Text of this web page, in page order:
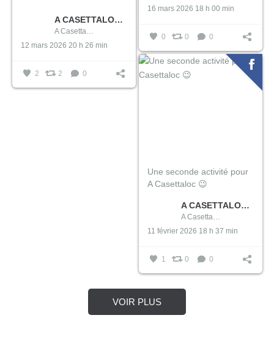
16 mars 2026 18 h 00 min
0 0 0
A CASETTALOC/ LOCATION DE MATÉRIEL DE PUÉRICULTURE EN CORSE
A CasettaLoc/ Location de Matériel de Puériculture en Corse
12 mars 2026 20 h 26 min
2 2 0
Une seconde activité pour
A Casettaloc 😉
A CASETTALOC/ LOCATION DE MATÉRIEL DE PUÉRICULTURE EN CORSE
A CasettaLoc/ Location de Matériel de Puériculture en Corse
11 février 2026 18 h 37 min
1 0 0
VOIR PLUS